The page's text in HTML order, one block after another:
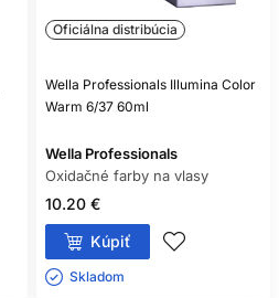
Oficiálna distribúcia
Wella Professionals Illumina Color
Warm 6/37 60ml
Wella Professionals
Oxidačné farby na vlasy
10.20 €
Kúpiť
Skladom ㅤ